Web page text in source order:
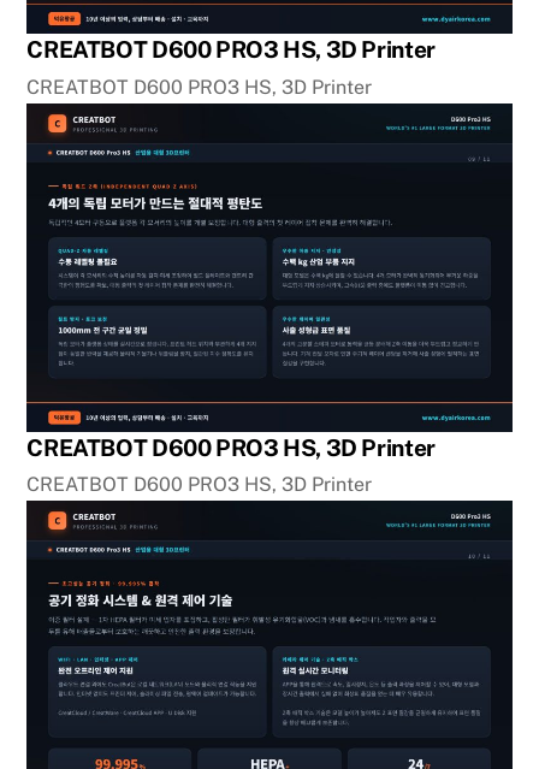
CREATBOT D600 PRO3 HS, 3D Printer
CREATBOT D600 PRO3 HS, 3D Printer
CREATBOT D600 PRO3 HS, 3D Printer
CREATBOT D600 PRO3 HS, 3D Printer